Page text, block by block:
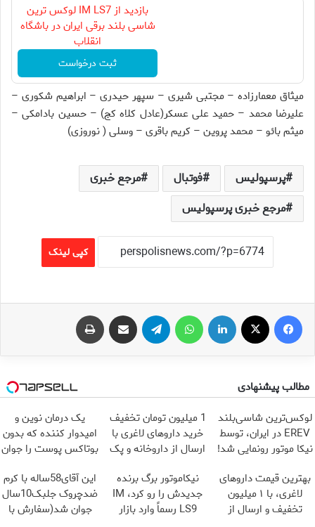
بازدید از IM LS7 لوکس ترین
شاسی بلند برقی ایران در باشگاه
انقلاب
ثبت درخواست
میثاق معمارزاده – مجتبی شیری – سپهر حیدری – ابراهیم شکوری –
علیرضا محمد – حمید علی عسکر(عادل کلاه کج) – حسین بادامکی –
میثم بائو – محمد پروین – کریم باقری – وسلی ( نوروزی)
پرسپولیس فوتبال
مرجع خبری
مرجع خبری پرسپولیس
کپی لینک
فیس بوک لینکدین تلگرام اشتراک گذاری از طریق ایمیل
مطالب پیشنهادی
لوکس‌ترین شاسی‌بلند
EREV در ایران، توسط
نیکا موتور رونمایی شد!
1 میلیون تومان تخفیف
خرید داروهای لاغری با
ارسال از داروخانه و پک
یک درمان نوین و
امیدوار کننده که بدون
بوتاکس پوست را جوان
بهترین قیمت داروهای
لاغری، با ۱ میلیون
تخفیف و ارسال از
نیکاموتور برگ برنده
جدیدش را رو کرد، IM
LS9 رسماً وارد بازار
این آقای58ساله با کرم
ضدچروک جلبک10سال
جوان شد(سفارش با